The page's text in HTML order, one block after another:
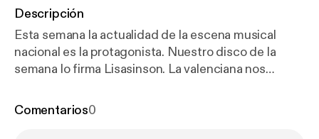
Descripción
Esta semana la actualidad de la escena musical
nacional es la protagonista. Nuestro disco de la
semana lo firma Lisasinson. La valenciana nos
desgranamos poco a poco, mientras te contamos
Comentarios0